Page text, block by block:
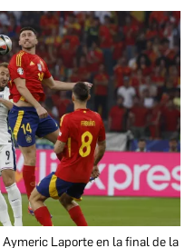
Laporte en la final de la